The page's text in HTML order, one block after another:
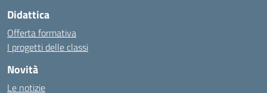
Didattica
Offerta formativa
I progetti delle classi
Novità
Le notizie